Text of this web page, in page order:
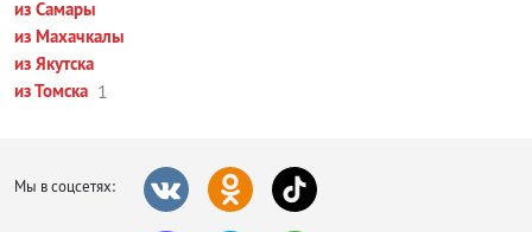
из Самары
из Махачкалы
из Якутска
из Томска 1
Мы в соцсетях: